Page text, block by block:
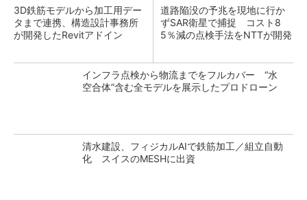
3D鉄筋モデルから加工用デー
タまで連携、構造設計事務所
が開発したRevitアドイン
道路陥没の予兆を現地に行か
ずSAR衛星で捕捉 コスト8
5％減の点検手法をNTTが開発
インフラ点検から物流までをフルカバー “水
空合体”含む全モデルを展示したプロドローン
清水建設、フィジカルAIで鉄筋加工／組立自動
化 スイスのMESHに出資